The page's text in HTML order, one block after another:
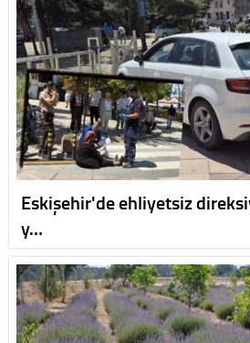
Eskişehir'de ehliyetsiz
y…